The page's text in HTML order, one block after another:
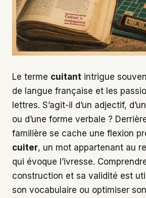
Le terme cuitant intrigue
de langue française et les
lettres. S’agit-il d’un adjectif,
ou d’une forme verbale ?
familière se cache une flexion
cuiter, un mot appartenant au
qui évoque l’ivresse.
construction et sa validité est
son vocabulaire ou optimiser